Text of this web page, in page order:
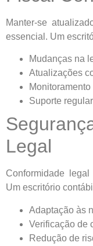
Manter-se
essencial. Um
Mudanças na
Atualizações
Suporte
Legal
Conformidade
Um escritório
Adaptação às
Verificação de
Redução de